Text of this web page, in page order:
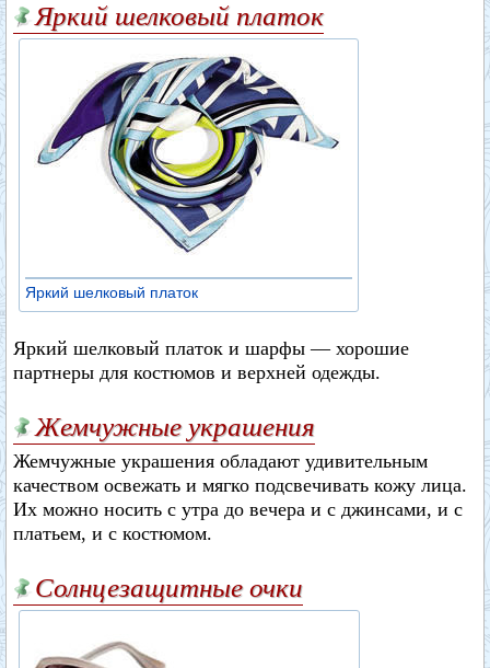
Яркий шелковый платок
Яркий шелковый платок
Яркий шелковый платок и шарфы — хорошие
партнеры для костюмов и верхней одежды.
Жемчужные украшения
Жемчужные украшения обладают удивительным
качеством освежать и мягко подсвечивать кожу лица.
Их можно носить с утра до вечера и с джинсами, и с
платьем, и с костюмом.
Солнцезащитные очки